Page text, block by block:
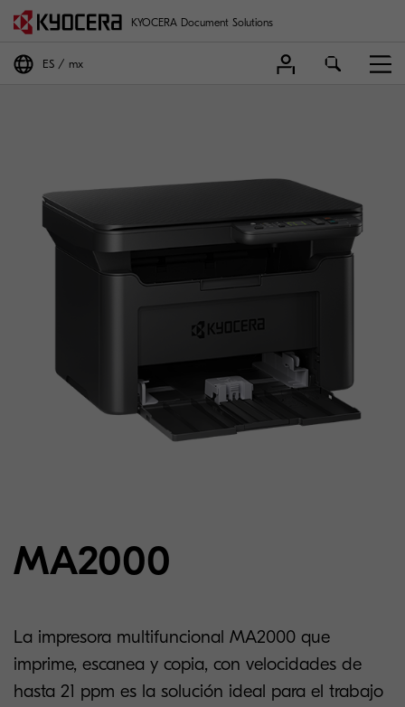
KYOCERA Document Solutions
ES mx
MA2000
La impresora multifuncional MA2000 que
imprime, escanea y copia, con velocidades de
hasta 21 ppm es la solución ideal para el trabajo